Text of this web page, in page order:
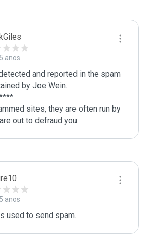
anos
and reported in the spam
by Joe Wein.
sites, they are often run by
out to defraud you.
anos
used to send spam.